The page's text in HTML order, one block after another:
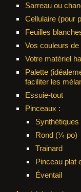
Sarreau ou
Cellulaire (pour
Feuilles
Vos couleurs
Votre matériel
Palette
faciliter les
Essuie-tout
Pinceaux :
Rond (¼ po)
Trainard
Pinceau plat
Éventail